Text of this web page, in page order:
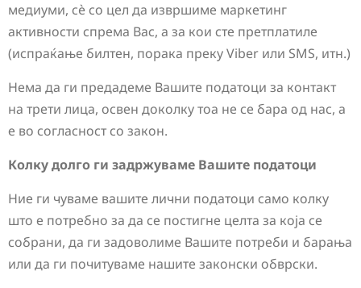
медиуми, сè со цел да извршиме маркетинг
активности спрема Вас, а за кои сте претплатиле
(испраќање билтен, порака преку Viber или SMS, итн.)
Нема да ги предадеме Вашите податоци за контакт
на трети лица, освен доколку тоа не се бара од нас, а
е во согласност со закон.
Колку долго ги задржуваме Вашите податоци
Ние ги чуваме вашите лични податоци само колку
што е потребно за да се постигне целта за која се
собрани, да ги задоволиме Вашите потреби и барања
или да ги почитуваме нашите законски обврски.